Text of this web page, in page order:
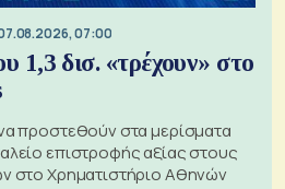
07:00
1,3 δισ. «τρέχουν» στο
προστεθούν στα μερίσματα
επιστροφής αξίας στους
στο Χρηματιστήριο Αθηνών